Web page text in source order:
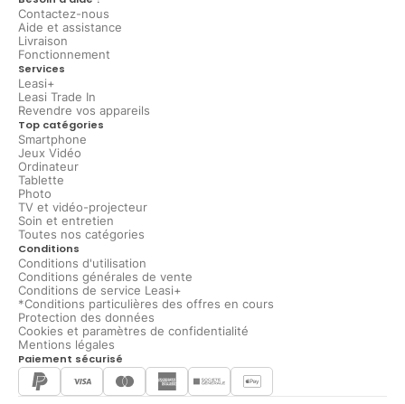
Contactez-nous
Aide et assistance
Livraison
Fonctionnement
Services
Leasi+
Leasi Trade In
Revendre vos appareils
Top catégories
Smartphone
Jeux Vidéo
Ordinateur
Tablette
Photo
TV et vidéo-projecteur
Soin et entretien
Toutes nos catégories
Conditions
Conditions d'utilisation
Conditions générales de vente
Conditions de service Leasi+
*Conditions particulières des offres en cours
Protection des données
Cookies et paramètres de confidentialité
Mentions légales
Paiement sécurisé